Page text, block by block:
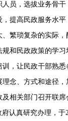
员，选拔业务骨
，提高民政服务水平
繁琐复杂的实际
和民政政策的学
，让民政干部熟
念、方式和途径
相关部门召开联
认真研究办理，于